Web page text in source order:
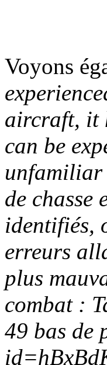
Voyons
aircraft, it
can be
unfamiliar
de chasse
identifiés,
erreurs
plus
combat :
49 bas de